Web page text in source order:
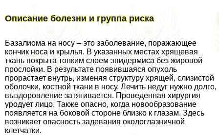
Описание болезни и группа риска
Базалиома на носу – это заболевание, поражающее
кончик носа и крылья. В указанных местах хрящевая
ткань покрыта тонким слоем эпидермиса без жировой
прослойки. В результате появившаяся опухоль
прорастает внутрь, изменяя структуру хрящей, слизистой
оболочки, костной ткани в носу. Лечить недуг нужно долго,
выздоровление затягивается. Проведенная хирургия
уpoдует лицо. Также опасно, когда новообразование
появляется на боковой стороне близко к глазам. Здесь
возникает опасность задевания окологлазничной
клетчатки.